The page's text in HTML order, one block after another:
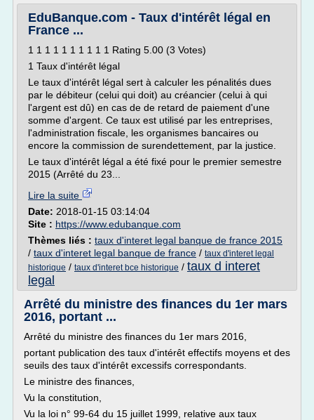
EduBanque.com - Taux d'intérêt légal en
France ...
1 1 1 1 1 1 1 1 1 1 Rating 5.00 (3 Votes)
1 Taux d'intérêt légal
Le taux d'intérêt légal sert à calculer les pénalités dues
par le débiteur (celui qui doit) au créancier (celui à qui
l'argent est dû) en cas de de retard de paiement d'une
somme d'argent. Ce taux est utilisé par les entreprises,
l'administration fiscale, les organismes bancaires ou
encore la commission de surendettement, par la justice.
Le taux d'intérêt légal a été fixé pour le premier semestre
2015 (Arrêté du 23...
Lire la suite
Date: 2018-01-15 03:14:04
Site : https://www.edubanque.com
Thèmes liés : taux d'interet legal banque de france 2015
/ taux d'interet legal banque de france / taux d'interet legal
historique / taux d'interet bce historique / taux d interet
legal
Arrêté du ministre des finances du 1er mars
2016, portant ...
Arrêté du ministre des finances du 1er mars 2016,
portant publication des taux d'intérêt effectifs moyens et des
seuils des taux d'intérêt excessifs correspondants.
Le ministre des finances,
Vu la constitution,
Vu la loi n° 99-64 du 15 juillet 1999, relative aux taux